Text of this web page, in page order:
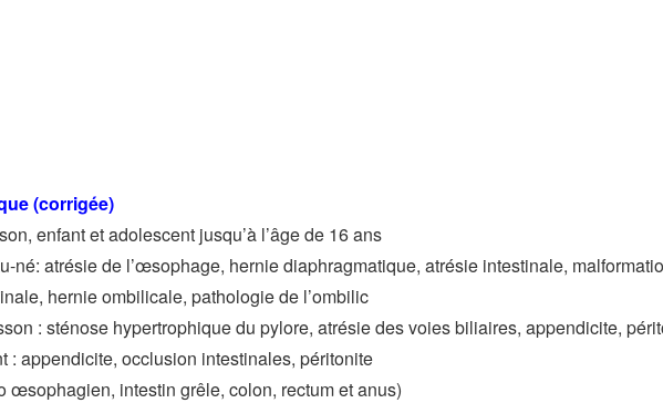
(corrigée)
enfant et adolescent jusqu’à l’âge de 16 ans
né: atrésie de l’œsophage, hernie diaphragmatique, atrésie intestinale,
hernie ombilicale, pathologie de l’ombilic
: sténose hypertrophique du pylore, atrésie des voies biliaires, appendicite,
: appendicite, occlusion intestinales, péritonite
œsophagien, intestin grêle, colon, rectum et anus)